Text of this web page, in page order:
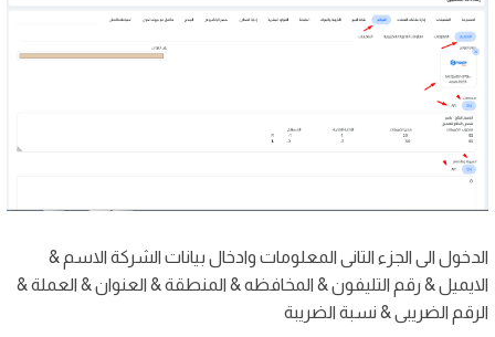
الدخول الى الجزء التانى المعلومات وادخال بيانات الشركة الاسم &
الايميل & رقم التليفون & المخافظه & المنطقة & العنوان & العملة &
الرقم الضريبى & نسبة الضريبة